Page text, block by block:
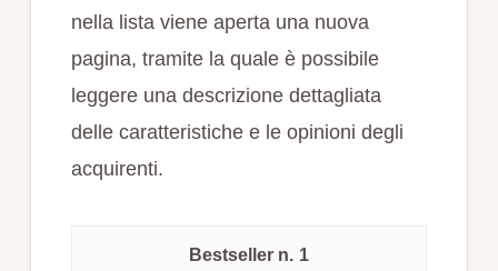
nella lista viene aperta una nuova
pagina, tramite la quale è possibile
leggere una descrizione dettagliata
delle caratteristiche e le opinioni degli
acquirenti.
1